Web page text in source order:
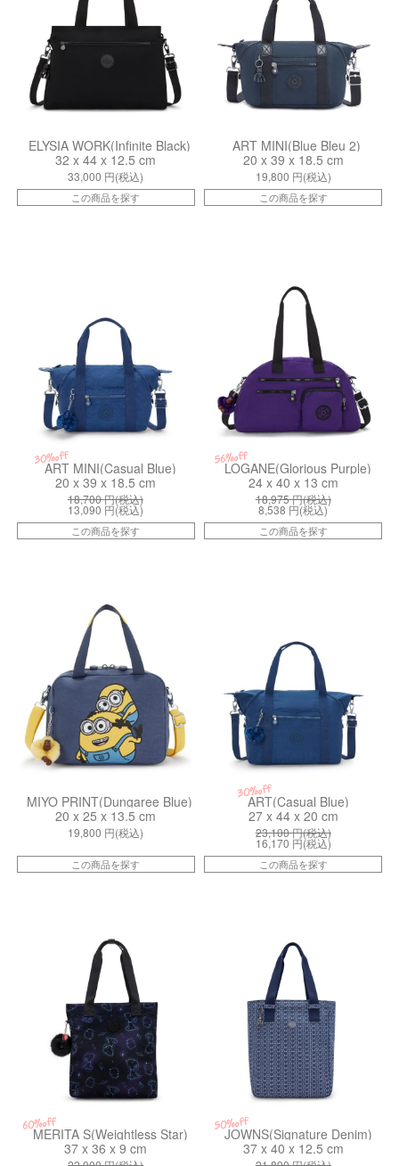
ELYSIA WORK(Infinite Black)
32 x 44 x 12.5 cm
33,000 円(税込)
この商品を探す
ART MINI(Blue Bleu 2)
20 x 39 x 18.5 cm
19,800 円(税込)
この商品を探す
30%off
ART MINI(Casual Blue)
20 x 39 x 18.5 cm
18,700円(税込)
13,090 円(税込)
この商品を探す
56%off
LOGANE(Glorious Purple)
24 x 40 x 13 cm
18,975円(税込)
8,538 円(税込)
この商品を探す
MIYO PRINT(Dungaree Blue)
20 x 25 x 13.5 cm
19,800 円(税込)
この商品を探す
30%off
ART(Casual Blue)
27 x 44 x 20 cm
23,100円(税込)
16,170 円(税込)
この商品を探す
60%off
MERITA S(Weightless Star)
37 x 36 x 9 cm
50%off
JOWNS(Signature Denim)
37 x 40 x 12.5 cm